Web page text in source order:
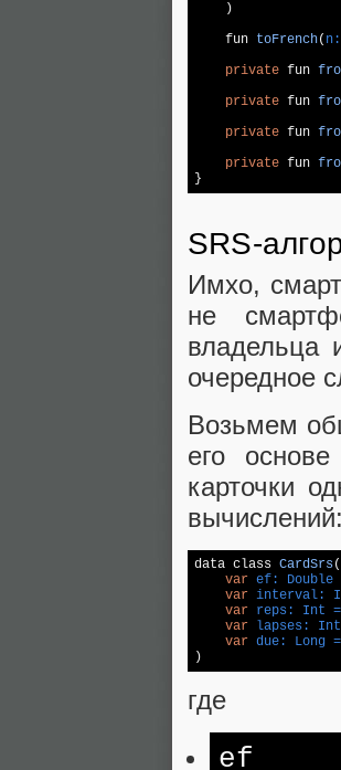
    )
fun toFrench(
private fun
private fun
private fun
private fun
}
SRS-
Имхо,
не
владельца
очередное
Возьмем
его
карточки
data class CardSrs(
var ef:
var interval:
var reps: Int
var lapses:
var due: Long
)
где
ef